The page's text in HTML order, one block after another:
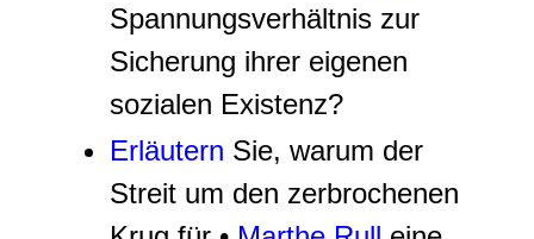
Spannungsverhältnis zur
Sicherung ihrer eigenen
sozialen Existenz?
Erläutern Sie, warum der
Streit um den zerbrochenen